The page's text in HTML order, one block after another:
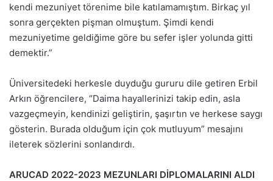
kendi mezuniyet törenime bile katılamamıştım. Birkaç yıl
sonra gerçekten pişman olmuştum. Şimdi kendi
mezuniyetime geldiğime göre bu sefer işler yolunda gitti
demektir.”
Üniversitedeki herkesle duyduğu gururu dile getiren Erbil
Arkın öğrencilere, “Daima hayallerinizi takip edin, asla
vazgeçmeyin, kendinizi geliştirin, şaşırtın ve herkese saygı
gösterin. Burada olduğum için çok mutluyum” mesajını
ileterek sözlerini sonlandırdı.
ARUCAD 2022-2023 MEZUNLARI DİPLOMALARINI ALDI